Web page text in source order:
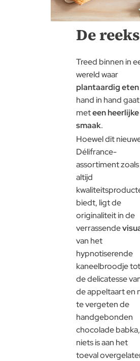
De reeks
Treed binnen in
wereld waar
plantaardig eten
hand in hand gaat
meteen heerlijke
smaak.
Hoewel dit
Délifrance-
assortiment zoals
altijd
biedt, ligt de
originaliteit in de
verrassende
van het
hypnotiserende
kaneelbroodje tot
de delicatesse
de appeltaart en
te vergeten de
handgebonden
chocolade babka,
niets is aan het
toeval